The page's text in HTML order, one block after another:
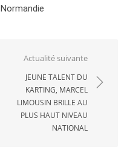
Normandie
Actualité suivante
JEUNE TALENT DU
KARTING, MARCEL
LIMOUSIN BRILLE AU
PLUS HAUT NIVEAU
NATIONAL